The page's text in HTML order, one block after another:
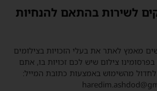
לשירות בהתאם להנחיות
מאמץ לאתר את בעלי הזכויות בצילומים
בפרסומינו צילום שיש לכם זכויות בו, אתם
לחדול מהשימוש באמצעות כתובת המייל: